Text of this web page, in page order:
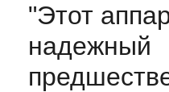
"Этот